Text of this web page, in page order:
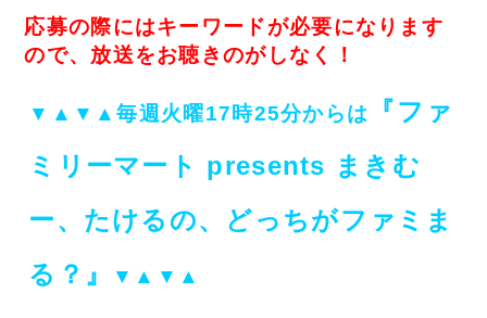
応募の際にはキーワードが必要になります
ので、放送をお聴きのがしなく！
▼▲▼▲毎週火曜17時25分からは
『ファ
ミリーマート presents まきむ
ー、たけるの、どっちがファミま
る？』
▼▲▼▲